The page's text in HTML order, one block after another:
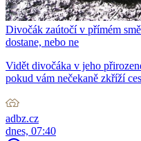
Divočák zaútočí v přímém
dostane, nebo ne
Vidět divočáka v jeho
pokud vám nečekaně zkříží
adbz.cz
dnes, 07:40